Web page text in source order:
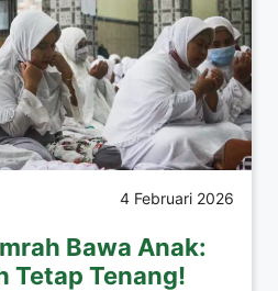
4 Februari 2026
Bawa Anak:
Tetap Tenang!